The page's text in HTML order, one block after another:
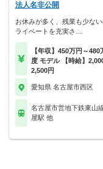
法人名非公開
お休みが多く、残業も少な
ライベートを充実さ…
【年収】450万円～480
度 モデル 【時給】
2,500円
愛知県 名古屋市西区
名古屋市営地下鉄東山
屋駅 他